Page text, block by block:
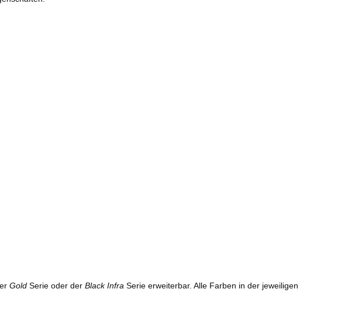
Gold Serie oder der Black Infra Serie erweiterbar. Alle Farben in der jeweiligen